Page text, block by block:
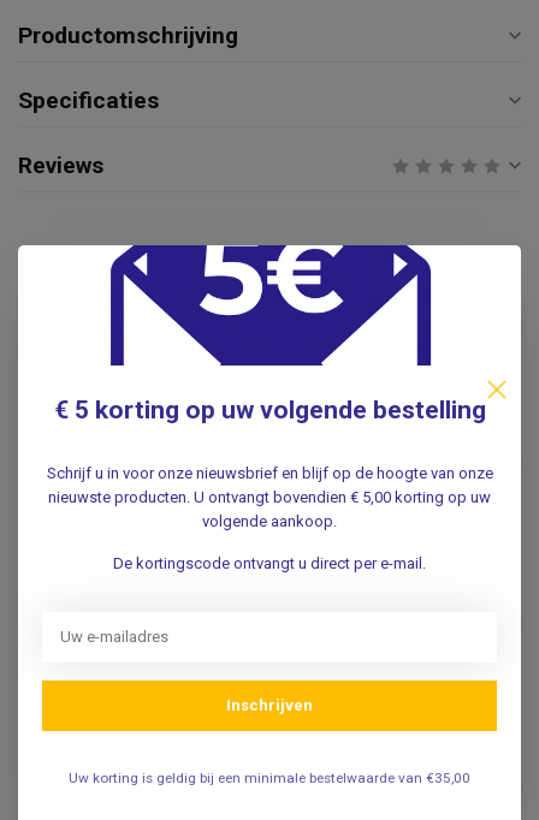
Productomschrijving
Specificaties
Reviews
Gerelateerde producten
Anatomie Poster Spieren -
Nederlands/Latijn
3B SCIENTIFIC
Poster Hand & Pols -
Engels/Latijn
€14,95
Engels/Latijn
Poster Menselijk Skelet -
€14,95
€ 5 korting op uw volgende bestelling
Schrijf u in voor onze nieuwsbrief en blijf op de hoogte van onze
nieuwste producten. U ontvangt bovendien € 5,00 korting op uw
volgende aankoop.
De kortingscode ontvangt u direct per e-mail.
Inschrijven
Uw korting is geldig bij een minimale bestelwaarde van €35,00